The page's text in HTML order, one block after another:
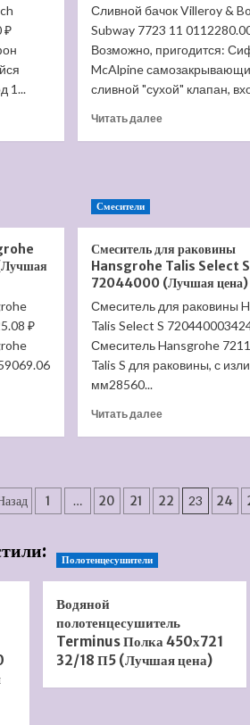
EYI102-
00
цена)
₽
1...
Сливной бачок Villeroy &
Subway 7723 11
Возможно, пригодится:
McAlpine
сливной "сухой" клапан,
Читать далееПрочитать
Subway
7723
11
01
(Лучшая
₽
Смесители
Смеситель для раковины
Hansgrohe Talis Select S
72044000 (Лучшая цена)
Смеситель для раковины
Talis Select S
Смеситель Hansgrohe
Talis S для раковины, с
мм28560...
Читать далееПрочитать
раковины
Hansgrohe
72044000
1 … 20 21 22 23 24
Полотенцесушители
Водяной
полотенцесушитель
Terminus Полка 450х721
32/18 П5 (Лучшая цена)